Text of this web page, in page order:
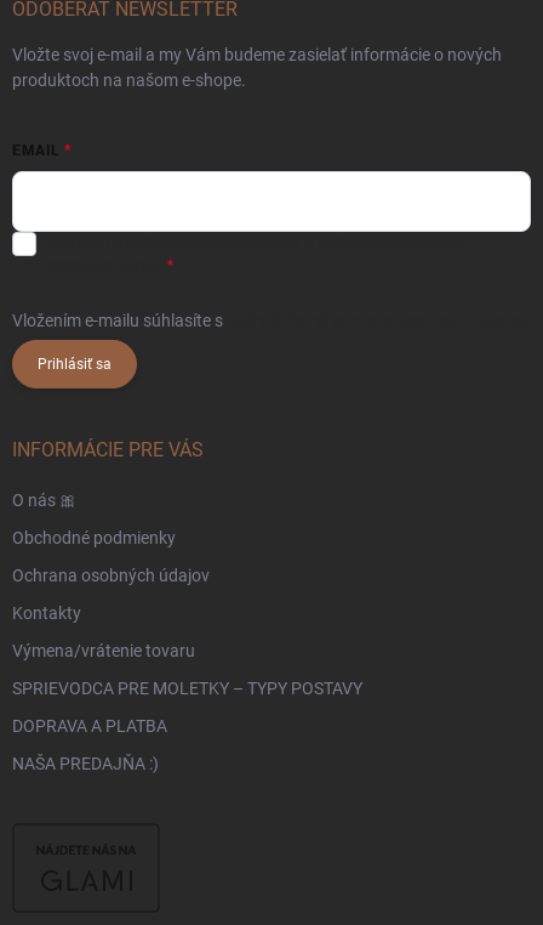
ODOBERAŤ NEWSLETTER
Vložte svoj e-mail a my Vám budeme zasielať informácie o nových
produktoch na našom e-shope.
EMAIL
Vložením e-mailu súhlasíte s
Prihlásiť sa
INFORMÁCIE PRE VÁS
O nás 🎀
Obchodné podmienky
Ochrana osobných údajov
Kontakty
Výmena/vrátenie tovaru
SPRIEVODCA PRE MOLETKY – TYPY POSTAVY
DOPRAVA A PLATBA
NAŠA PREDAJŇA :)